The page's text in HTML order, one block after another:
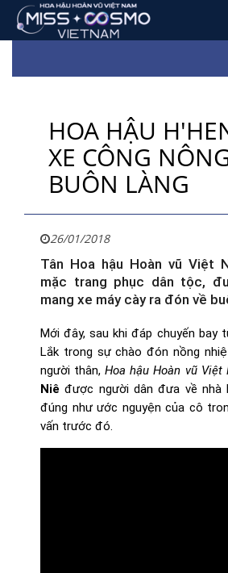
HOA HẬU
XE CÔNG
BUÔN LÀNG
26/01/2018
Tân Hoa hậu Hoàn vũ Việt
mặc trang phục dân tộc,
mang xe máy cày ra đón về
Mới đây, sau khi đáp chuyến bay
Lắk trong sự chào đón nồng
người thân,Hoa hậu Hoàn vũ Việt
Niêđược người dân đưa về nhà
đúng như ước nguyện của cô
vấn trước đó.